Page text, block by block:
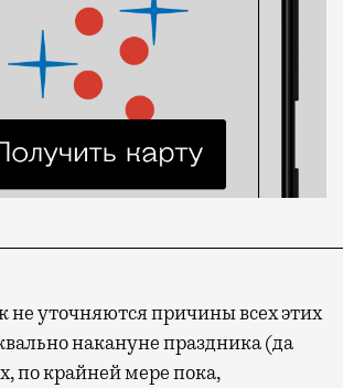
не уточняются причины всех этих
накануне праздника (да
по крайней мере пока,